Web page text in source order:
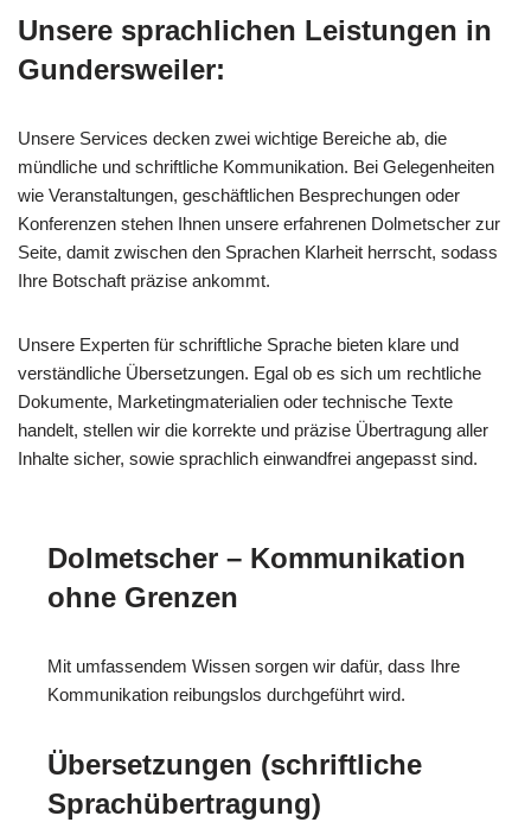
Unsere sprachlichen Leistungen in
Gundersweiler:
Unsere Services decken zwei wichtige Bereiche ab, die
mündliche und schriftliche Kommunikation. Bei Gelegenheiten
wie Veranstaltungen, geschäftlichen Besprechungen oder
Konferenzen stehen Ihnen unsere erfahrenen Dolmetscher zur
Seite, damit zwischen den Sprachen Klarheit herrscht, sodass
Ihre Botschaft präzise ankommt.
Unsere Experten für schriftliche Sprache bieten klare und
verständliche Übersetzungen. Egal ob es sich um rechtliche
Dokumente, Marketingmaterialien oder technische Texte
handelt, stellen wir die korrekte und präzise Übertragung aller
Inhalte sicher, sowie sprachlich einwandfrei angepasst sind.
Dolmetscher – Kommunikation
ohne Grenzen
Mit umfassendem Wissen sorgen wir dafür, dass Ihre
Kommunikation reibungslos durchgeführt wird.
Übersetzungen (schriftliche
Sprachübertragung)